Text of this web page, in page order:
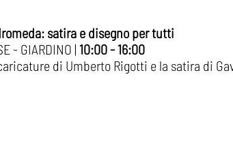
satira e disegno per tutti
- GIARDINO | 10:00 - 16:00
di Umberto Rigotti e la satira di